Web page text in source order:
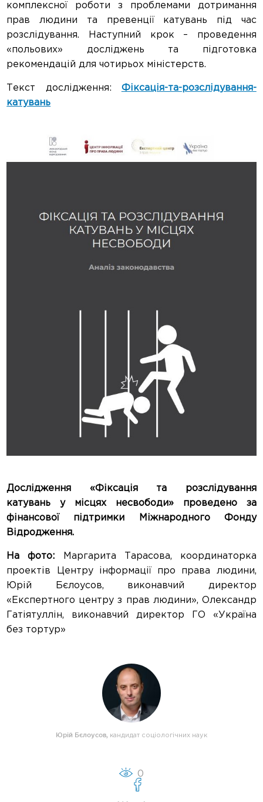
комплексної роботи з проблемами дотримання
прав людини та превенції катувань під час
розслідування. Наступний крок – проведення
«польових» досліджень та підготовка
рекомендацій для чотирьох міністерств.
Текст дослідження: Фіксація-та-розслідування-
катувань
Дослідження «Фіксація та розслідування
катувань у місцях несвободи» проведено за
фінансової підтримки Міжнародного Фонду
Відродження.
На фото:
Маргарита Тарасова, координаторка
проектів Центру інформації про права людини,
Юрій Бєлоусов, виконавчий директор
«Експертного центру з прав людини», Олександр
Гатіятуллін, виконавчий директор ГО «Україна
без тортур»
Юрій Бєлоусов, кандидат соціологічних наук
0